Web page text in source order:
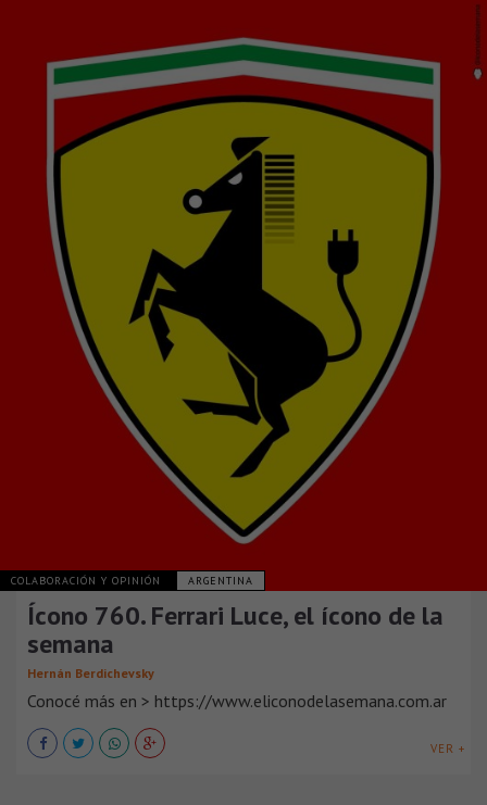
COLABORACIÓN Y OPINIÓN ARGENTINA
Ícono 760. Ferrari Luce, el ícono de la
semana
Hernán Berdichevsky
Conocé más en > https://www.eliconodelasemana.com.ar
VER +